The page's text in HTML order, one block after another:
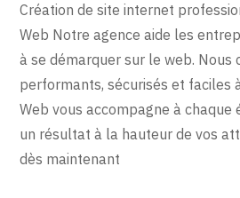
Création de site internet
Web Notre agence aide les
à se démarquer sur le web. Nous
performants, sécurisés et faciles
Web vous accompagne à
un résultat à la hauteur de vos
dès maintenant